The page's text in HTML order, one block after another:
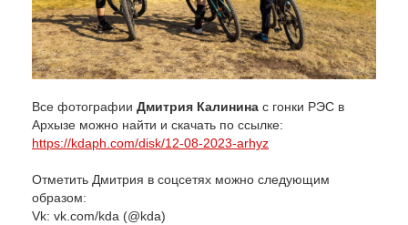
Все фотографии Дмитрия Калинина с гонки РЭС в
Архызе можно найти и скачать по ссылке:
https://kdaph.com/disk/12-08-2023-arhyz
Отметить Дмитрия в соцсетях можно следующим
образом:
Vk: vk.com/kda (@kda)